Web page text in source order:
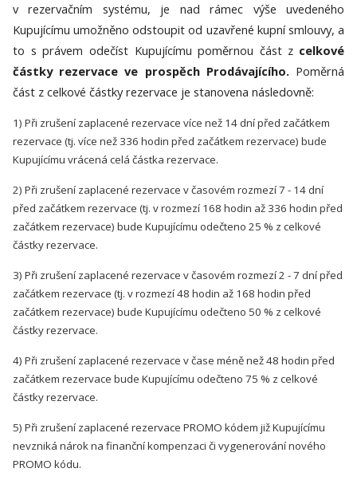
v rezervačním systému, je nad rámec výše uvedeného
Kupujícímu umožněno odstoupit od uzavřené kupní smlouvy, a
to s právem odečíst Kupujícímu poměrnou část z celkové
částky rezervace ve prospěch Prodávajícího.Poměrná
část z celkové částky rezervace je stanovena následovně:
1) Při zrušení zaplacené rezervace více než 14 dní před začátkem
rezervace (tj. více než 336 hodin před začátkem rezervace) bude
Kupujícímu vrácená celá částka rezervace.
2) Při zrušení zaplacené rezervace v časovém rozmezí 7 - 14 dní
před začátkem rezervace (tj. v rozmezí 168 hodin až 336 hodin před
začátkem rezervace) bude Kupujícímu odečteno 25 % z celkové
částky rezervace.
3) Při zrušení zaplacené rezervace v časovém rozmezí 2 - 7 dní před
začátkem rezervace (tj. v rozmezí 48 hodin až 168 hodin před
začátkem rezervace) bude Kupujícímu odečteno 50 % z celkové
částky rezervace.
4) Při zrušení zaplacené rezervace v čase méně než 48 hodin před
začátkem rezervace bude Kupujícímu odečteno 75 % z celkové
částky rezervace.
5) Při zrušení zaplacené rezervace PROMO kódem již Kupujícímu
nevzniká nárok na finanční kompenzaci či vygenerování nového
PROMO kódu.